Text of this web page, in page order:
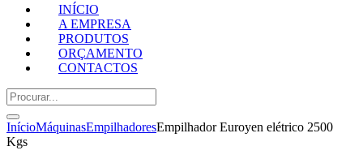
INÍCIO
A EMPRESA
PRODUTOS
ORÇAMENTO
CONTACTOS
InícioMáquinasEmpilhadoresEmpilhador Euroyen elétrico 2500
Kgs